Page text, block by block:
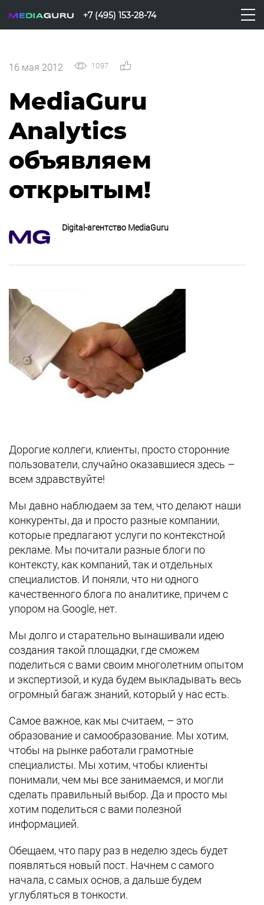
+7 (495) 153-28-74
16 мая 2012 1097
MediaGuru
Analytics
объявляем
открытым!
Digital-агентство MediaGuru
Дорогие коллеги, клиенты, просто сторонние
пользователи, случайно оказавшиеся здесь –
всем здравствуйте!
Мы давно наблюдаем за тем, что делают наши
конкуренты, да и просто разные компании,
которые предлагают услуги по контекстной
рекламе. Мы почитали разные блоги по
контексту, как компаний, так и отдельных
специалистов. И поняли, что ни одного
качественного блога по аналитике, причем с
упором на Google, нет.
Мы долго и старательно вынашивали идею
создания такой площадки, где сможем
поделиться с вами своим многолетним опытом
и экспертизой, и куда будем выкладывать весь
огромный багаж знаний, который у нас есть.
Самое важное, как мы считаем, – это
образование и самообразование. Мы хотим,
чтобы на рынке работали грамотные
специалисты. Мы хотим, чтобы клиенты
понимали, чем мы все занимаемся, и могли
сделать правильный выбор. Да и просто мы
хотим поделиться с вами полезной
информацией.
Обещаем, что пару раз в неделю здесь будет
появляться новый пост. Начнем с самого
начала, с самых основ, а дальше будем
углубляться в тонкости.